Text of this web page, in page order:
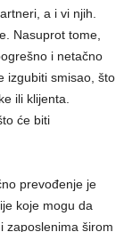
a i vi njih.
Nasuprot tome,
i netačno
izgubiti smisao, što
ili klijenta.
će biti
prevođenje je
koje mogu da
zaposlenima širom